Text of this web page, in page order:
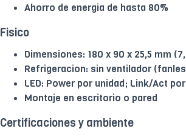
Ahorro de energia de hasta 80%
Fisico
Dimensiones: 180 x 90 x 25,5 mm
Refrigeracion: sin ventilador
LED: Power por unidad; Link/Act
Montaje en escritorio o pared
Certificaciones y ambiente